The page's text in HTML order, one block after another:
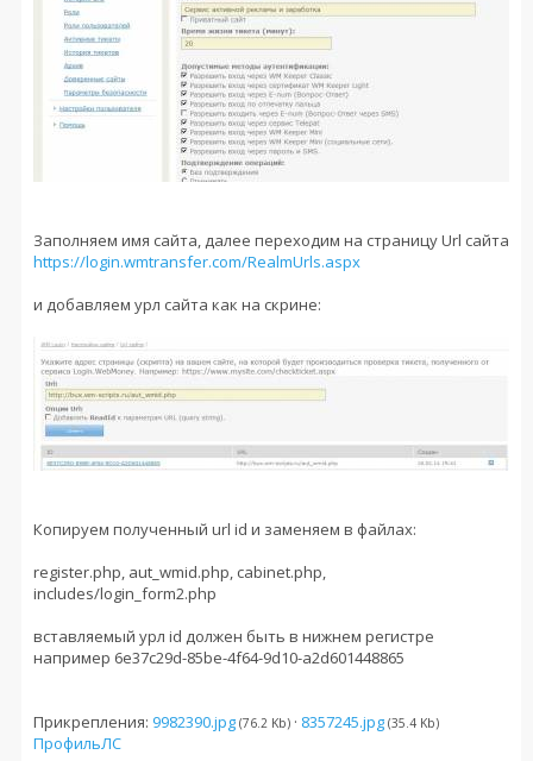
Заполняем имя сайта, далее переходим на страницу Url сайта
https://login.wmtransfer.com/RealmUrls.aspx
и добавляем урл сайта как на скрине:
Копируем полученный url id и заменяем в файлах:
register.php, aut_wmid.php, cabinet.php,
includes/login_form2.php
вставляемый урл id должен быть в нижнем регистре
например 6e37c29d-85be-4f64-9d10-a2d601448865
Прикрепления: 9982390.jpg (76.2 Kb) · 8357245.jpg (35.4 Kb)
ПрофильЛС